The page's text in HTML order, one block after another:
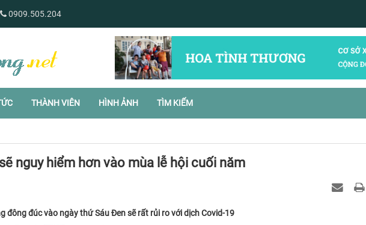
0909.505.204
THÀNH VIÊN HÌNH ẢNH TÌM KIẾM
nguy hiểm hơn vào mùa lễ hội cuối năm
đông đúc vào ngày thứ Sáu Đen sẽ rất rủi ro với dịch Covid-19